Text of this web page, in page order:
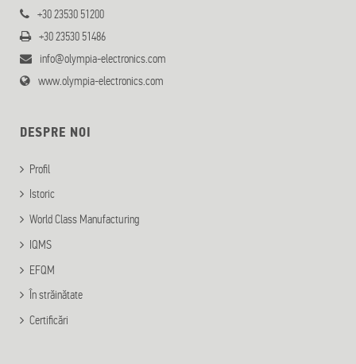
+30 23530 51200
+30 23530 51486
info@olympia-electronics.com
www.olympia-electronics.com
DESPRE NOI
Profil
Istoric
World Class Manufacturing
IQMS
EFQM
În străinătate
Certificări